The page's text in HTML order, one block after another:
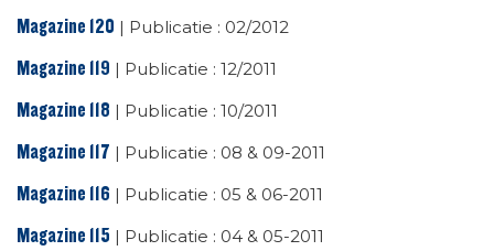
Magazine 120 | Publicatie : 02/2012
Magazine 119 | Publicatie : 12/2011
Magazine 118 | Publicatie : 10/2011
Magazine 117 | Publicatie : 08 & 09-2011
Magazine 116 | Publicatie : 05 & 06-2011
Magazine 115 | Publicatie : 04 & 05-2011